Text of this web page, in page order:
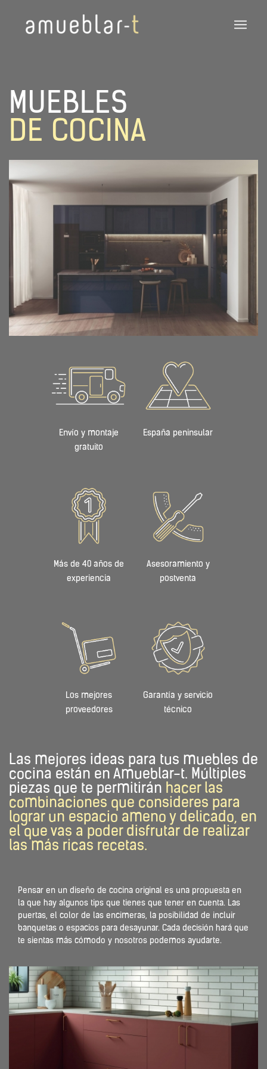
MUEBLES
DE COCINA
Las mejores ideas para tus muebles de
cocina están en Amueblar-t. Múltiples
piezas que te permitirán hacer las
combinaciones que consideres para
lograr un espacio ameno y delicado, en
el que vas a poder disfrutar de realizar
las más ricas recetas.
Pensar en un diseño de cocina original es una propuesta en
la que hay algunos tips que tienes que tener en cuenta. Las
puertas, el color de las encimeras, la posibilidad de incluir
banquetas o espacios para desayunar. Cada decisión hará que
te sientas más cómodo y nosotros podemos ayudarte.